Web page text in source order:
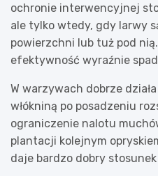
ochronie interwencyjnej
ale tylko wtedy, gdy larwy
powierzchni lub tuż pod
efektywność wyraźnie
W warzywach dobrze
włókniną po posadzeniu
ograniczenie nalotu
plantacji kolejnym
daje bardzo dobry